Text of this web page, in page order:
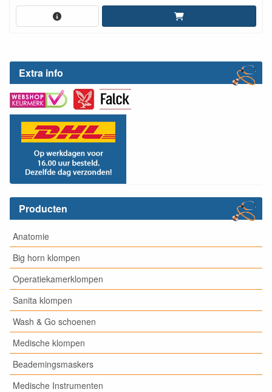
Extra info
Producten
Anatomie
Big horn klompen
Operatiekamerklompen
Sanita klompen
Wash & Go schoenen
Medische klompen
Beademingsmaskers
Medische Instrumenten